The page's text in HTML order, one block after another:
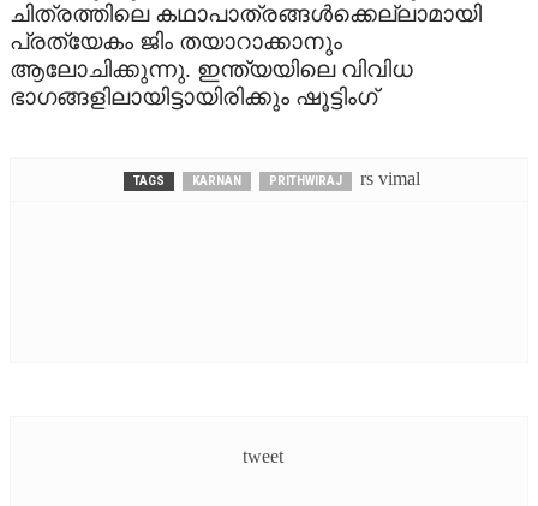
ചിത്രത്തിലെ കഥാപാത്രങ്ങള്‍ക്കെല്ലാമായി
പ്രത്യേകം ജിം തയാറാക്കാനും
ആലോചിക്കുന്നു. ഇന്ത്യയിലെ വിവിധ
ഭാഗങ്ങളിലായിട്ടായിരിക്കും ഷൂട്ടിംഗ്
TAGS KARNAN PRITHWIRAJ rs vimal
tweet